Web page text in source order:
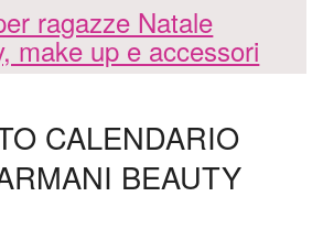
ragazze Natale
make up e accessori
CALENDARIO
BEAUTY